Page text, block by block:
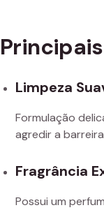
Limpeza
Formulação
agredir a
Fragrância
Possui um